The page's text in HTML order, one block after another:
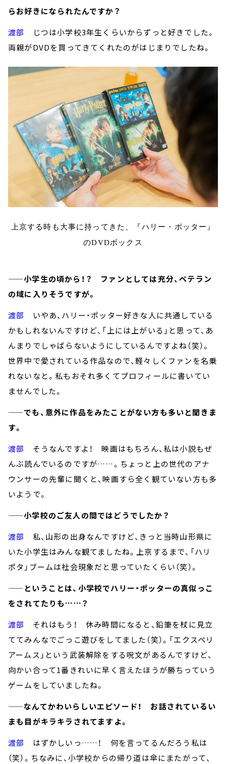
らお好きになられたんですか？
渡部
じつは小学校3年生くらいからずっと好きでした。
両親がDVDを買ってきてくれたのがはじまりでしたね。
上京する時も大事に持ってきた、『ハリー・ポッター』
のDVDボックス
——小学生の頃から！？ ファンとしては充分、ベテラン
の域に入りそうですが。
渡部
いやあ、ハリー・ポッター好きな人に共通している
かもしれないんですけど、「上には上がいる」と思って、あ
んまりでしゃばらないようにしているんですよね（笑）。
世界中で愛されている作品なので、軽々しくファンを名乗
れないなと。私もおそれ多くてプロフィールに書いてい
ませんでした。
——でも、意外に作品をみたことがない方も多いと聞きま
す。
渡部
そうなんですよ！ 映画はもちろん、私は小説もぜ
んぶ読んでいるのですが……。ちょっと上の世代のアナ
ウンサーの先輩に聞くと、映画すら全く観ていない方も多
いようで。
——小学校のご友人の間ではどうでしたか？
渡部
私、山形の出身なんですけど、きっと当時山形県に
いた小学生はみんな観てましたね。上京するまで、「ハリ
ポタ」ブームは社会現象だと思っていたくらい（笑）。
——ということは、小学校でハリー・ポッターの真似っこ
をされてたりも……？
渡部
それはもう！ 休み時間になると、鉛筆を杖に見立
ててみんなでごっこ遊びをしてました（笑）。「エクスペリ
アームス」という武装解除をする呪文があるんですけど、
向かい合って1番きれいに早く言えたほうが勝ちっていう
ゲームをしていましたね。
——なんてかわいらしいエピソード！ お話されているい
まも目がキラキラされてますよ。
渡部
はずかしいっ……！ 何を言ってるんだろう私は
（笑）。ちなみに、小学校からの帰り道は傘にまたがって、